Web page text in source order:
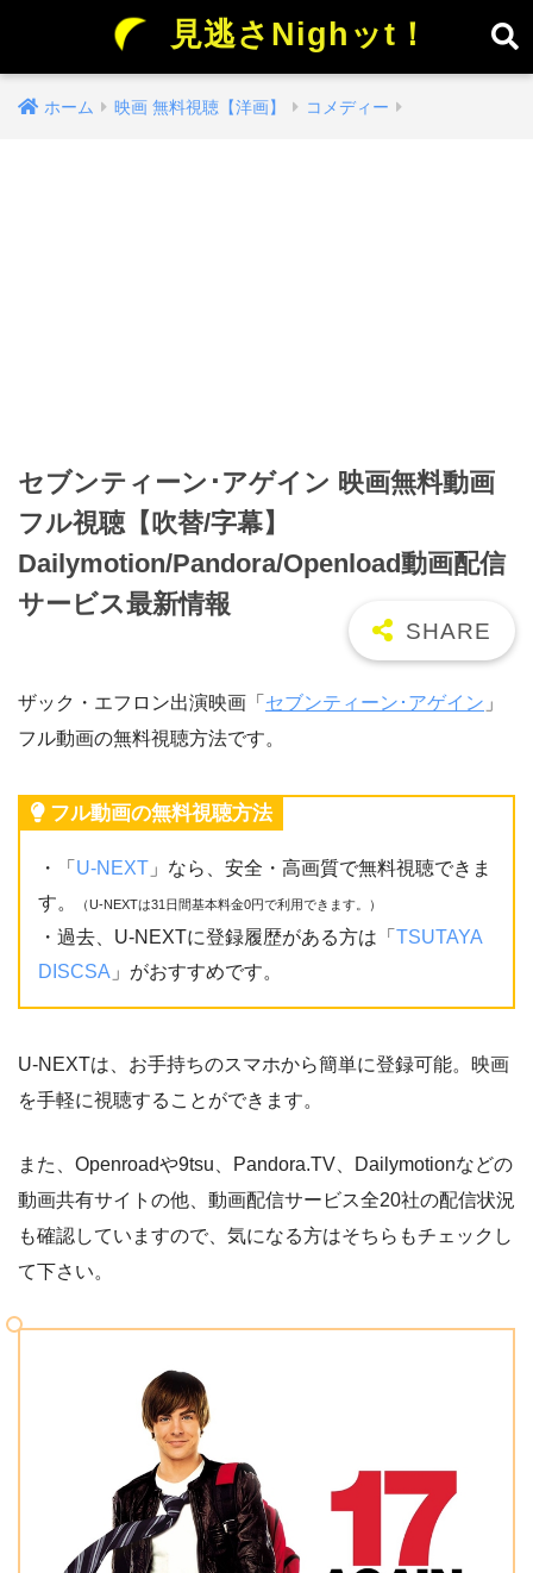
見逃さNighッt！
ホーム 映画 無料視聴【洋画】 コメディー
セブンティーン･アゲイン 映画無料動画
フル視聴【吹替/字幕】
Dailymotion/Pandora/Openload動画配信
サービス最新情報
ザック・エフロン出演映画「 セブンティーン･アゲイン 」
フル動画の無料視聴方法です。
フル動画の無料視聴方法
・「 U-NEXT 」なら、安全・高画質で無料視聴できま
す。
（U-NEXTは31日間基本料金0円で利用できます。）
・過去、U-NEXTに登録履歴がある方は「 TSUTAYA
DISCSA 」がおすすめです。
U-NEXTは、お手持ちのスマホから簡単に登録可能。映画
を手軽に視聴することができます。
また、Openroadや9tsu、Pandora.TV、Dailymotionなどの
動画共有サイトの他、動画配信サービス全20社の配信状況
も確認していますので、気になる方はそちらもチェックし
て下さい。